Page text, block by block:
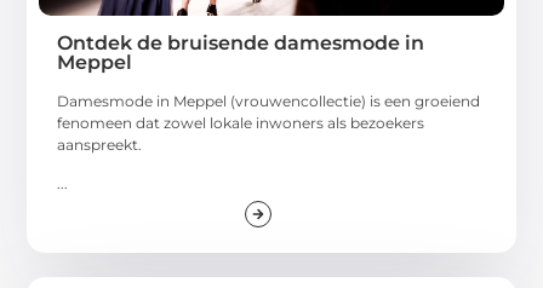
Ontdek de bruisende damesmode in
Meppel
Damesmode in Meppel (vrouwencollectie) is een groeiend
fenomeen dat zowel lokale inwoners als bezoekers
aanspreekt.
...